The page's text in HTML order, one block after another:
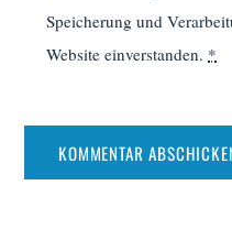
Speicherung und
Website einverstanden. *